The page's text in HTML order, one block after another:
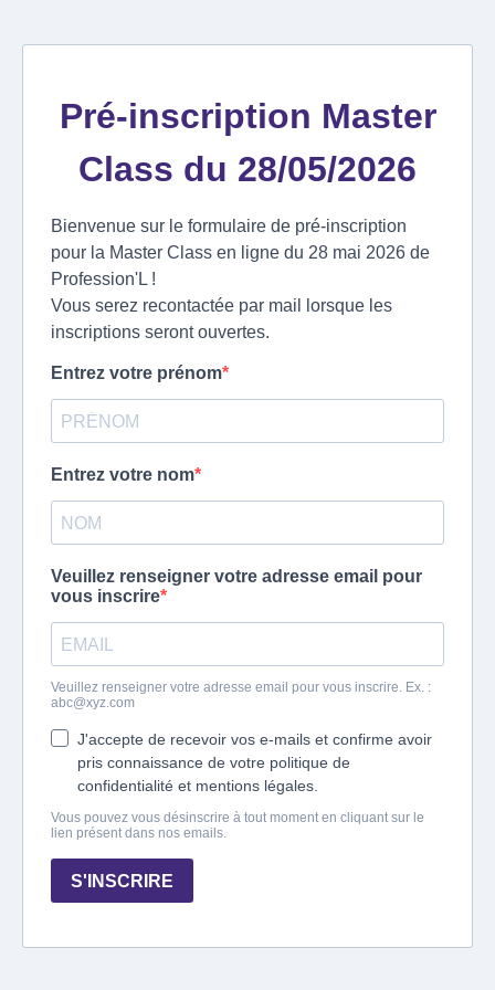
Pré-inscription Master
Class du 28/05/2026
Bienvenue sur le formulaire de pré-inscription
pour la Master Class en ligne du 28 mai 2026 de
Profession'L !
Vous serez recontactée par mail lorsque les
inscriptions seront ouvertes.
Entrez votre prénom
Entrez votre nom
Veuillez renseigner votre adresse email pour
vous inscrire
Veuillez renseigner votre adresse email pour vous inscrire. Ex. :
abc@xyz.com
J'accepte de recevoir vos e-mails et confirme avoir
pris connaissance de votre politique de
confidentialité et mentions légales.
Vous pouvez vous désinscrire à tout moment en cliquant sur le
lien présent dans nos emails.
S'INSCRIRE